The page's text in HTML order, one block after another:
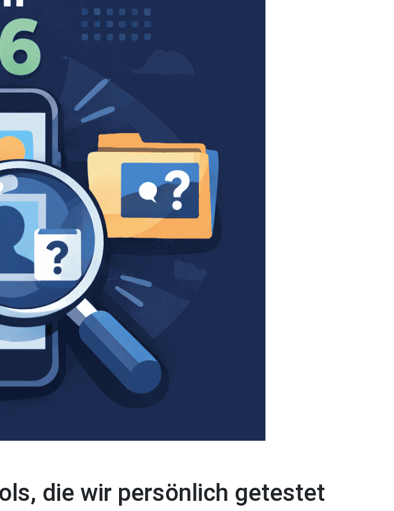
die wir persönlich getestet